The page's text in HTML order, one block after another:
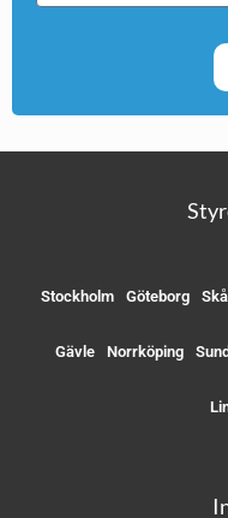
Stockholm Göteborg
Gävle Norrköping